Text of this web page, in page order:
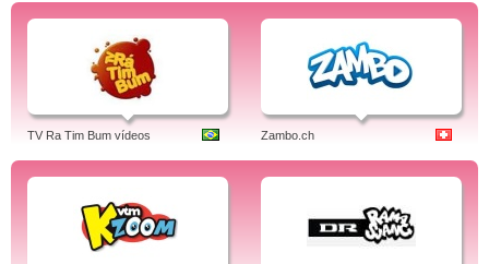
TV Ra Tim Bum vídeos Zambo.ch